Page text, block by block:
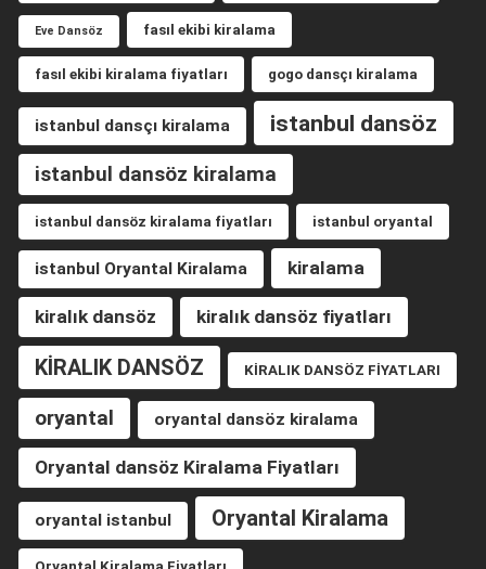
Eve Dansöz fasıl ekibi kiralama
fasıl ekibi kiralama fiyatları gogo dansçı kiralama
istanbul dansçı kiralama istanbul dansöz
istanbul dansöz kiralama
istanbul dansöz kiralama fiyatları istanbul oryantal
istanbul Oryantal Kiralama kiralama
kiralık dansöz kiralık dansöz fiyatları
KİRALIK DANSÖZ KİRALIK DANSÖZ FİYATLARI
oryantal oryantal dansöz kiralama
Oryantal dansöz Kiralama Fiyatları
oryantal istanbul Oryantal Kiralama